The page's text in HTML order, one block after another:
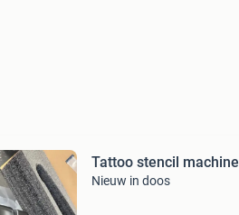
Tattoo stencil machine
Nieuw in doos